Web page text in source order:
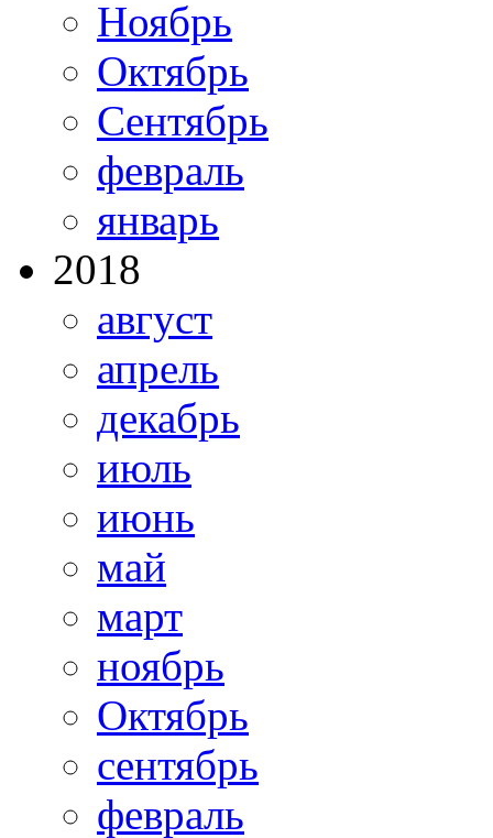
Ноябрь
Октябрь
Сентябрь
февраль
январь
2018
август
апрель
декабрь
июль
июнь
май
март
ноябрь
Октябрь
сентябрь
февраль